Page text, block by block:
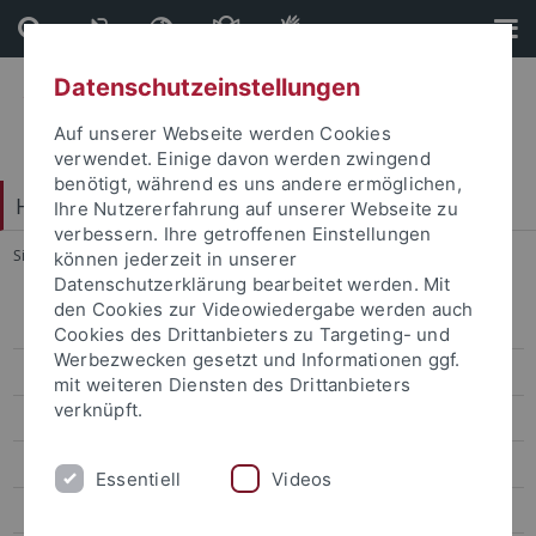
Direkt
zum
Inhalt
Direkt
zur
Fußleiste
Hochschulkommunikation
Sie sind hier: Startseite ... Pressearbeit
Corporate-Design
Presse
Onlinekommunikation
Interne Kommunikation
Datenschutzeinstellungen
Auf unserer Webseite werden Cookies
verwendet. Einige davon werden zwingend
benötigt, während es uns andere ermöglichen,
Ihre Nutzererfahrung auf unserer Webseite zu
verbessern. Ihre getroffenen Einstellungen
können jederzeit in unserer
Datenschutzerklärung bearbeitet werden. Mit
den Cookies zur Videowiedergabe werden auch
Cookies des Drittanbieters zu Targeting- und
Werbezwecken gesetzt und Informationen ggf.
mit weiteren Diensten des Drittanbieters
verknüpft.
Essentiell Videos